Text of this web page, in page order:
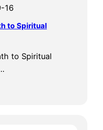
16
to Spiritual
to Spiritual